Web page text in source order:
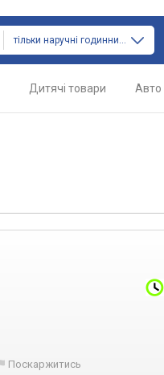
тільки наручні годинники
Дитячі товари Авто
Поскаржитись